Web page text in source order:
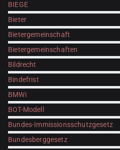
BIEGE
Bieter
Bietergemeinschaft
Bietergemeinschaften
Bildrecht
Bindefrist
BMWi
BOT-Modell
Bundes-Immissionsschutzgesetz
Bundesberggesetz